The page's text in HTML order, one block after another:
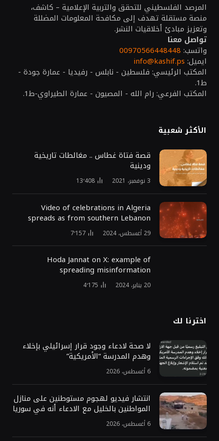
المرصد الفلسطيني للتحقق والتربية الإعلامية – كاشف،
منصة مستقلة تهدف إلى مكافحة المعلومات المضللة
وتعزيز مبادئ أخلاقيات النشر.
تواصل معنا
واتسب: 00970566448448
ايميل: info@kashif.ps
المكتب الرئيسي: فلسطين - نابلس - رفيديا - عمارة جودة -
ط1.
المكتب الفرعي: رام الله - المصيون - عمارة الطيراوي-ط1.
الأكثر شعبية
قصة فتاة غطاس .. مغالطات تاريخية
ودينية
3 نوفمبر، 2021 13٬408
Video of celebrations in Algeria
spreads as from southern Lebanon
29 أغسطس، 2024 7٬157
Hoda Jannat on X: example of
spreading misinformation
20 يناير، 2024 4٬175
اخترنا لك
لا صحة لادعاء وجود قرار إسرائيلي بإخلاء
وهدم المدرسة “الأمريكية”
6 أغسطس، 2026
انتشار فيديو لهجوم مستوطنين على منازل
المواطنين بالخليل مع الادعاء أنه في سوريا
6 أغسطس، 2026